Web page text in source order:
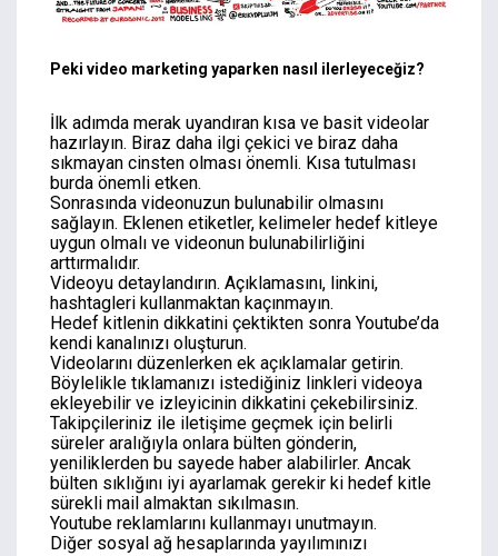
Peki video marketing yaparken nasıl ilerleyeceğiz?
İlk adımda merak uyandıran kısa ve basit videolar
hazırlayın. Biraz daha ilgi çekici ve biraz daha
sıkmayan cinsten olması önemli. Kısa tutulması
burda önemli etken.
Sonrasında videonuzun bulunabilir olmasını
sağlayın. Eklenen etiketler, kelimeler hedef kitleye
uygun olmalı ve videonun bulunabilirliğini
arttırmalıdır.
Videoyu detaylandırın. Açıklamasını, linkini,
hashtagleri kullanmaktan kaçınmayın.
Hedef kitlenin dikkatini çektikten sonra Youtube’da
kendi kanalınızı oluşturun.
Videolarını düzenlerken ek açıklamalar getirin.
Böylelikle tıklamanızı istediğiniz linkleri videoya
ekleyebilir ve izleyicinin dikkatini çekebilirsiniz.
Takipçileriniz ile iletişime geçmek için belirli
süreler aralığıyla onlara bülten gönderin,
yeniliklerden bu sayede haber alabilirler. Ancak
bülten sıklığını iyi ayarlamak gerekir ki hedef kitle
sürekli mail almaktan sıkılmasın.
Youtube reklamlarını kullanmayı unutmayın.
Diğer sosyal ağ hesaplarında yayılımınızı